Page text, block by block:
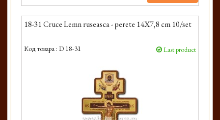
18-31 Cruce Lemn ruseasca - perete 14X7,8 cm 10/set
Код товара : D 18-31 Last product